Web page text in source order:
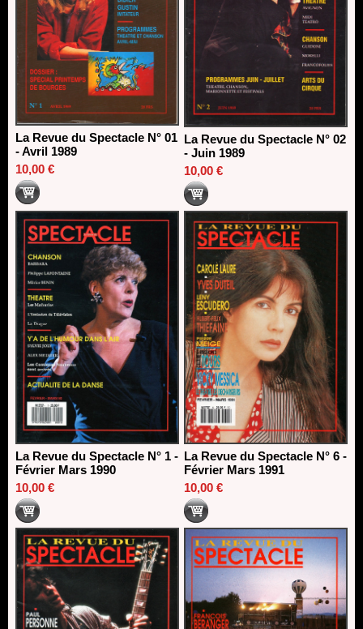
La Revue du Spectacle N° 01
- Avril 1989
10,00 €
La Revue du Spectacle N° 02
- Juin 1989
10,00 €
La Revue du Spectacle N° 1 -
Février Mars 1990
10,00 €
La Revue du Spectacle N° 6 -
Février Mars 1991
10,00 €